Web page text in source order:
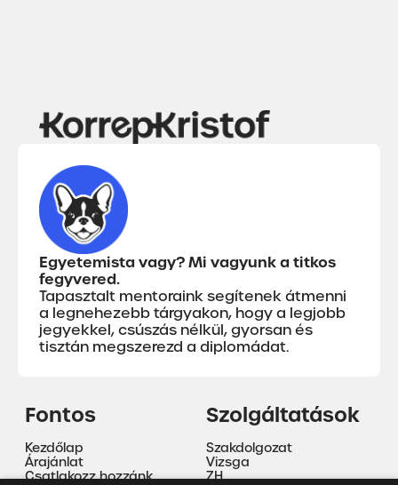
Egyetemista vagy? Mi vagyunk a titkos
fegyvered.
Tapasztalt mentoraink segítenek átmenni
a legnehezebb tárgyakon, hogy a legjobb
jegyekkel, csúszás nélkül, gyorsan és
tisztán megszerezd a diplomádat.
Fontos
Kezdőlap
Árajánlat
Csatlakozz hozzánk
Szolgáltatások
Szakdolgozat
Vizsga
ZH